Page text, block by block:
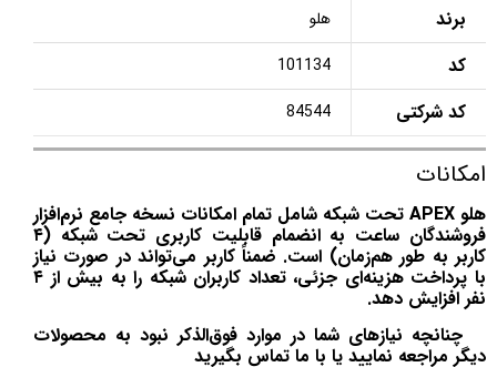
برند هلو
کد 101134
کد شرکتی 84544
امکانات
هلو APEX تحت شبکه شامل تمام امکانات نسخه جامع نرم‌افزار
فروشندگان ساعت به انضمام قابلیت کاربری تحت شبکه (۴
کاربر به طور هم‌زمان) است. ضمناً کاربر می‌‌تواند در صورت نیاز
با پرداخت هزینه‌ای جزئی، تعداد کاربران شبکه را به بیش از ۴
نفر افزایش دهد.
چنانچه نیازهای شما در موارد فوق‌الذکر نبود به محصولات
دیگر مراجعه نمایید یا با ما تماس بگیرید